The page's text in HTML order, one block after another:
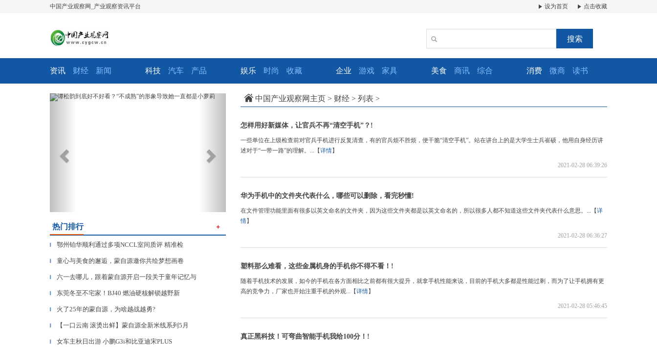
中国产业观察网_产业观察资讯平台 设为首页 点击收藏
搜索
资讯 财经 新闻 科技 汽车 产品 娱乐 时尚 收藏 企业 游戏 家具 美食 商讯 综合 消费 微商 读书
Previous Next
热门排行 ＋
▎ 鄂州铂华顺利通过多项NCCL室间质评 精准检
▎ 童心与美食的邂逅，蒙自源邀你共绘梦想画卷
▎ 六一去哪儿，跟着蒙自源开启一段关于童年记忆与
▎ 东莞冬至不宅家！BJ40 燃油硬核解锁越野新
▎ 火了25年的蒙自源，为啥越战越勇?
▎ 【一口云南 滚烫出鲜】蒙自源全新米线系列5月
▎ 女车主秋日出游 小鹏G3i和比亚迪宋PLUS
中国产业观察网主页 > 财经 > 列表 >
怎样用好新媒体，让官兵不再“清空手机”？!
一些单位在上级检查前对官兵手机进行反复清查，有的官兵烦不胜烦，便干脆“清空手机”。站在讲台上的是大学生士兵崔硕，他用自身经历讲
述对于“一带一路”的理解。...【详情】
2021-02-28 06:39:26
华为手机中的文件夹代表什么，哪些可以删除，看完秒懂!
在文件管理功能里面有很多以英文命名的文件夹，因为这些文件夹都是以英文命名的，所以很多人都不知道这些文件夹代表什么意思。...【详
情】
2021-02-28 06:36:27
塑料那么难看，这些金属机身的手机你不得不看！!
随着手机技术的发展，如今的手机在各方面相比之前都有很大提升，就拿手机性能来说，目前的手机大多都是性能过剩，而为了让手机拥有更
高的竞争力，厂家也开始注重手机的外观...【详情】
2021-02-28 05:46:45
真正黑科技！可弯曲智能手机我给100分！!